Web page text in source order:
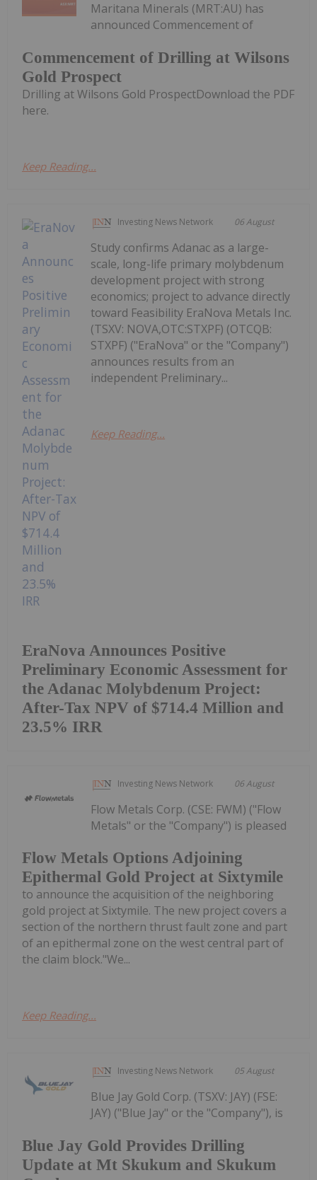
Commencement of Drilling at Wilsons
Gold Prospect
Maritana Minerals (MRT:AU) has
announced Commencement of
Drilling at Wilsons Gold ProspectDownload the PDF
here.
Keep Reading...
Investing News Network 06 August
EraNova Announces Positive
Preliminary Economic Assessment for
the Adanac Molybdenum Project:
After-Tax NPV of $714.4 Million and
23.5% IRR
Study confirms Adanac as a large-
scale, long-life primary molybdenum
development project with strong
economics; project to advance directly
toward Feasibility EraNova Metals Inc.
(TSXV: NOVA,OTC:STXPF) (OTCQB:
STXPF) ("EraNova" or the "Company")
announces results from an
independent Preliminary...
Keep Reading...
Investing News Network 06 August
Flow Metals Options Adjoining
Epithermal Gold Project at Sixtymile
Flow Metals Corp. (CSE: FWM) ("Flow
Metals" or the "Company") is pleased
to announce the acquisition of the neighboring
gold project at Sixtymile. The new project covers a
section of the northern thrust fault zone and part
of an epithermal zone on the west central part of
the claim block."We...
Keep Reading...
Investing News Network 05 August
Blue Jay Gold Provides Drilling
Update at Mt Skukum and Skukum
Blue Jay Gold Corp. (TSXV: JAY) (FSE:
JAY) ("Blue Jay" or the "Company"), is